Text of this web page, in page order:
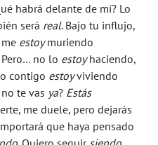
habrá delante de mí? Lo
será real. Bajo tu influjo,
estoymuriendo
no lo estoyhaciendo,
contigo estoyviviendo
te vas ya? Estás
me duele, pero dejarás
que haya pensado